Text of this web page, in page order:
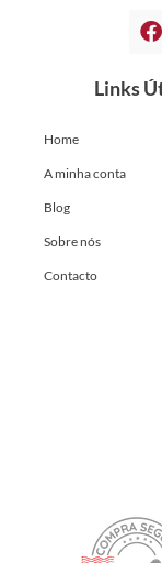
Links
Home
A minha conta
Blog
Sobre nós
Contacto